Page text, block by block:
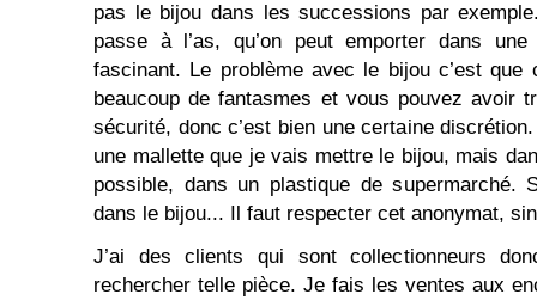
pas le bijou dans les successions par
passe à l’as, qu’on peut emporter dans
fascinant. Le problème avec le bijou c’est que
beaucoup de fantasmes et vous pouvez avoir
sécurité, donc c’est bien une certaine
une mallette que je vais mettre le bijou, mais
possible, dans un plastique de supermarché.
dans le bijou... Il faut respecter cet anonymat,
J’ai des clients qui sont collectionneurs
rechercher telle pièce. Je fais les ventes aux